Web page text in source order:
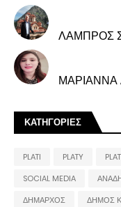
ΛΑΜΠΡΟΣ
ΚΑΤΗΓΟΡΙΕΣ
PLATI PLATY
SOCIAL MEDIA
ΔΗΜΑΡΧΟΣ
ΔΗΜΟΣ